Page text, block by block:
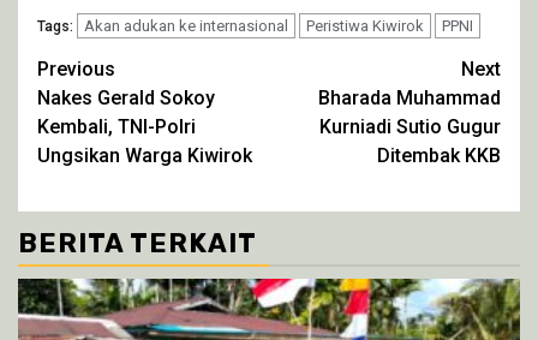
Twitter(Membuka
di
jendela
yang
baru)
Facebook(Membuka
di
jendela
WhatsApp(Membuka
di
jendela
Telegram(Membuka
di
jendela
Tags: Akan adukan ke internasional Peristiwa Kiwirok PPNI
Continue
Reading
Previous
Nakes Gerald Sokoy
Kembali, TNI-Polri
Ungsikan Warga Kiwirok
Next
Bharada Muhammad
Kurniadi Sutio Gugur
Ditembak KKB
BERITA TERKAIT